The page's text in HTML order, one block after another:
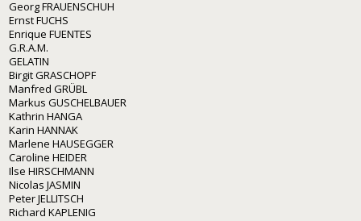
Georg FRAUENSCHUH
Ernst FUCHS
Enrique FUENTES
G.R.A.M.
GELATIN
Birgit GRASCHOPF
Manfred GRÜBL
Markus GUSCHELBAUER
Kathrin HANGA
Karin HANNAK
Marlene HAUSEGGER
Caroline HEIDER
Ilse HIRSCHMANN
Nicolas JASMIN
Peter JELLITSCH
Richard KAPLENIG